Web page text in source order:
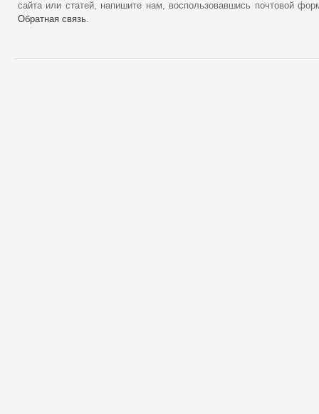
сайта или статей, напишите нам, воспользовавшись почтовой
Обратная связь.